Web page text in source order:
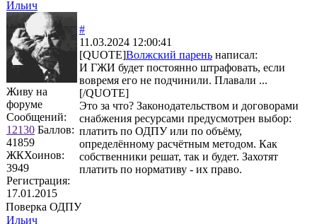
Ильич
Живу на
форуме
Сообщений:
12130 Баллов:
41859
ЖКХоинов:
3949
Регистрация:
17.01.2015
#
11.03.2024 12:00:41
[QUOTE]Волжский парень написал:
И ГЖИ будет постоянно штрафовать, если
вовремя его не подчинили. Плавали ...
[/QUOTE]
Это за что? Законодательством и договорами
снабжения ресурсами предусмотрен выбор:
платить по ОДПУ или по объёму,
определённому расчётным методом. Как
собственники решат, так и будет. Захотят
платить по нормативу - их право.
Поверка ОДПУ
Ильич